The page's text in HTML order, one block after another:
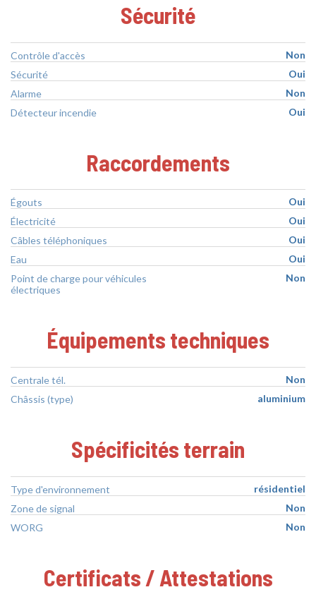
Sécurité
Contrôle d'accès
Non
Sécurité
Oui
Alarme
Non
Détecteur incendie
Oui
Raccordements
Égouts
Oui
Électricité
Oui
Câbles téléphoniques
Oui
Eau
Oui
Point de charge pour véhicules
électriques
Non
Équipements techniques
Centrale tél.
Non
Châssis (type)
aluminium
Spécificités terrain
Type d'environnement
résidentiel
Zone de signal
Non
WORG
Non
Certificats / Attestations